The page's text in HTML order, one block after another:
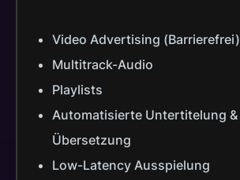
Video Advertising (Barrierefrei)
Multitrack-Audio
Playlists
Automatisierte Untertitelung &
Übersetzung
Low-Latency Ausspielung